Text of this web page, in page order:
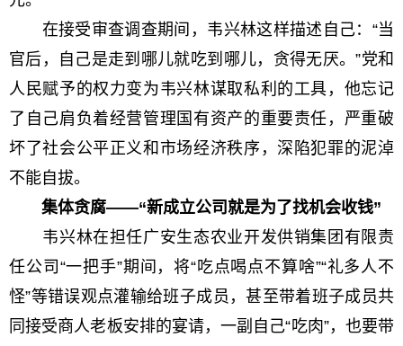
在接受审查调查期间，韦兴林这样描述自己：“当
官后，自己是走到哪儿就吃到哪儿，贪得无厌。”党和
人民赋予的权力变为韦兴林谋取私利的工具，他忘记
了自己肩负着经营管理国有资产的重要责任，严重破
坏了社会公平正义和市场经济秩序，深陷犯罪的泥淖
不能自拔。
集体贪腐——“新成立公司就是为了找机会收钱”
韦兴林在担任广安生态农业开发供销集团有限责
任公司“一把手”期间，将“吃点喝点不算啥”“礼多人不
怪”等错误观点灌输给班子成员，甚至带着班子成员共
同接受商人老板安排的宴请，一副自己“吃肉”，也要带